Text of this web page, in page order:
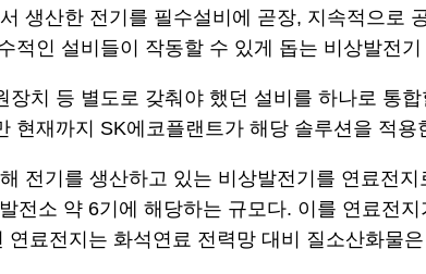
생산한 전기를 필수설비에 곧장, 지속적으로
적인 설비들이 작동할 수 있게 돕는 비상발전
장치 등 별도로 갖춰야 했던 설비를 하나로 통
현재까지 SK에코플랜트가 해당 솔루션을 적
전기를 생산하고 있는 비상발전기를 연료전
전소 약 6기에 해당하는 규모다. 이를 연료전
연료전지는 화석연료 전력망 대비 질소산화